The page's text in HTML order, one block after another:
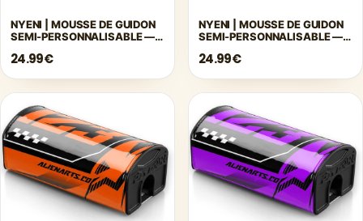
NYENI | MOUSSE DE GUIDON
SEMI-PERSONNALISABLE —
24.99€
NYENI | MOUSSE DE GUIDON
SEMI-PERSONNALISABLE —
24.99€